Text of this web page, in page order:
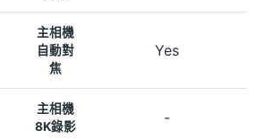
主相機
自動對
焦
Yes
主相機
8K錄影
-